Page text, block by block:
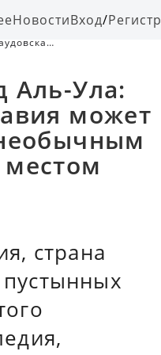
НовостиВход/
Аль-Ула:
может
страна